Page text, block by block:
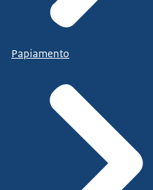
Papiamento